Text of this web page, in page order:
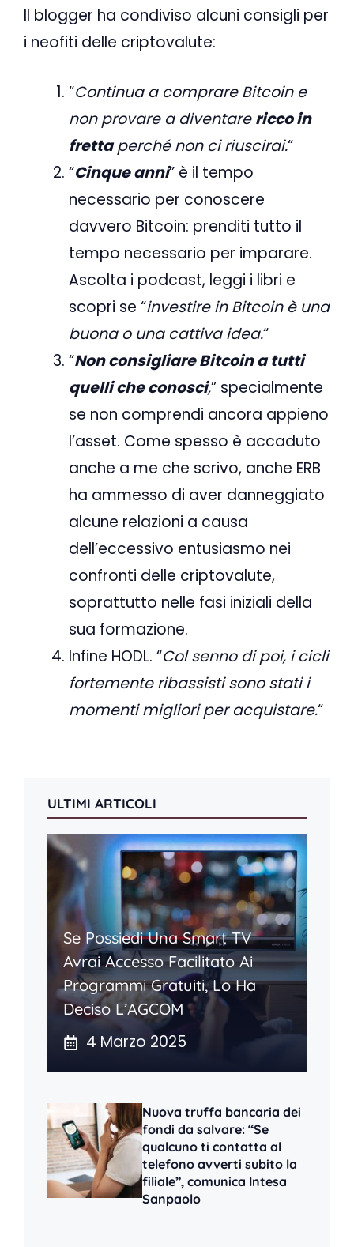
Il blogger ha condiviso alcuni consigli per
i neofiti delle criptovalute:
“Continua a comprare Bitcoin e
non provare a diventarericco in
frettaperché non ci riuscirai.“
“Cinque anni” è il tempo
necessario per conoscere
davvero Bitcoin: prenditi tutto il
tempo necessario per imparare.
Ascolta i podcast, leggi i libri e
scopri se “investire in Bitcoin è una
buona o una cattiva idea.“
“Non consigliare Bitcoin a tutti
quelli che conosci,” specialmente
se non comprendi ancora appieno
l’asset. Come spesso è accaduto
anche a me che scrivo, anche ERB
ha ammesso di aver danneggiato
alcune relazioni a causa
dell’eccessivo entusiasmo nei
confronti delle criptovalute,
soprattutto nelle fasi iniziali della
sua formazione.
Infine HODL. “Col senno di poi, i cicli
fortemente ribassisti sono stati i
momenti migliori per acquistare.“
ULTIMI ARTICOLI
Se Possiedi Una Smart TV
Avrai Accesso Facilitato Ai
Programmi Gratuiti, Lo Ha
Deciso L’AGCOM
4 Marzo 2025
Nuova truffa bancaria dei
fondi da salvare: “Se
qualcuno ti contatta al
telefono avverti subito la
filiale”, comunica Intesa
Sanpaolo